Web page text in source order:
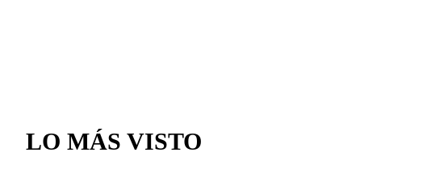
LO MÁS VISTO